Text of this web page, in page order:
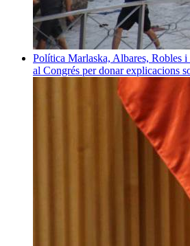
Política Marlaska, Albares, Robles
al Congrés per donar explicacions